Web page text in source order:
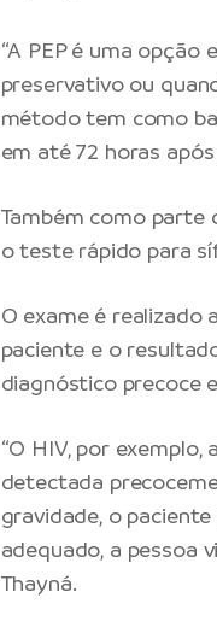
“A PEP é uma
preservativo ou
método tem como
em até 72 horas
Também como parte
o teste rápido para
O exame é
paciente e o
diagnóstico precoce
“O HIV, por
detectada
gravidade, o
adequado, a pessoa
Thayná.